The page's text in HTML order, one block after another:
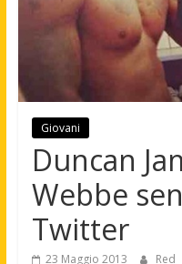
Giovani
Duncan
Webbe
Twitter
23 Maggio 2013 Red